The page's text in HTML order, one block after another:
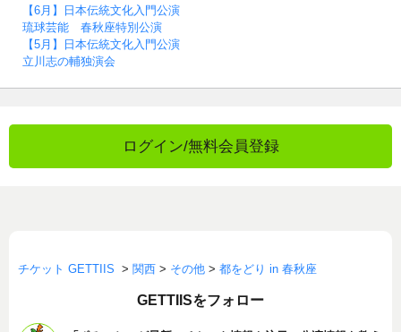
【6月】日本伝統文化入門公演
琉球芸能 春秋座特別公演
【5月】日本伝統文化入門公演
立川志の輔独演会
ログイン/無料会員登録
チケット GETTIIS > 関西 > その他 > 都をどり in 春秋座
GETTIISをフォロー